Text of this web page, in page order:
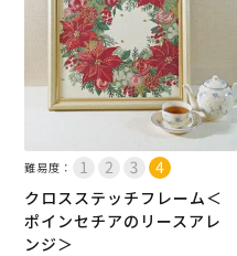
難易度：
クロスステッチフレーム＜
ポインセチアのリースアレ
ンジ＞